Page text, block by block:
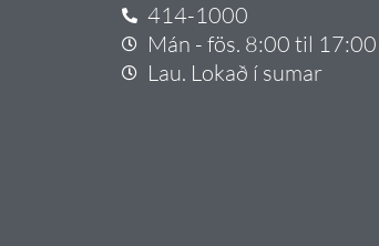
414-1000
Mán - fös. 8:00 til 17:00
Lau. Lokað í sumar